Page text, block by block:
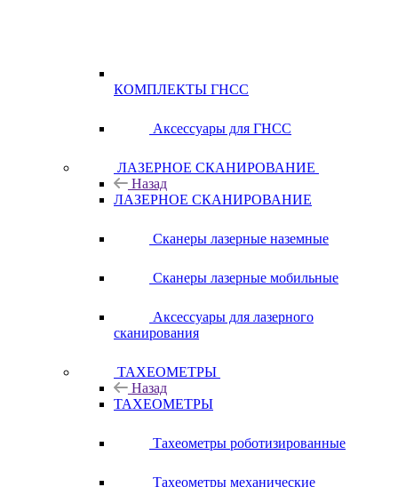
КОМПЛЕКТЫ ГНСС
Аксессуары для ГНСС
ЛАЗЕРНОЕ СКАНИРОВАНИЕ
Назад
ЛАЗЕРНОЕ СКАНИРОВАНИЕ
Сканеры лазерные наземные
Сканеры лазерные мобильные
Аксессуары для лазерного
сканирования
ТАХЕОМЕТРЫ
Назад
ТАХЕОМЕТРЫ
Тахеометры роботизированные
Тахеометры механические